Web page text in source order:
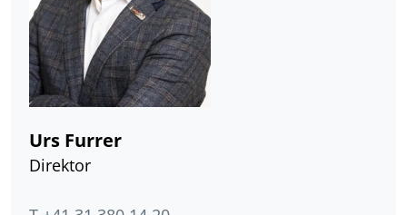
Urs Furrer
Direktor